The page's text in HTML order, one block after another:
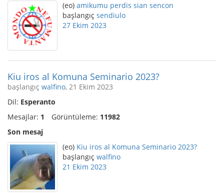
(eo) amikumu perdis sian sencon
başlangıç sendiulo
27 Ekim 2023
Kiu iros al Komuna Seminario 2023?
başlangıç walfino, 21 Ekim 2023
Dil: Esperanto
Mesajlar: 1 Görüntüleme: 11982
Son mesaj
(eo) Kiu iros al Komuna Seminario 2023?
başlangıç walfino
21 Ekim 2023